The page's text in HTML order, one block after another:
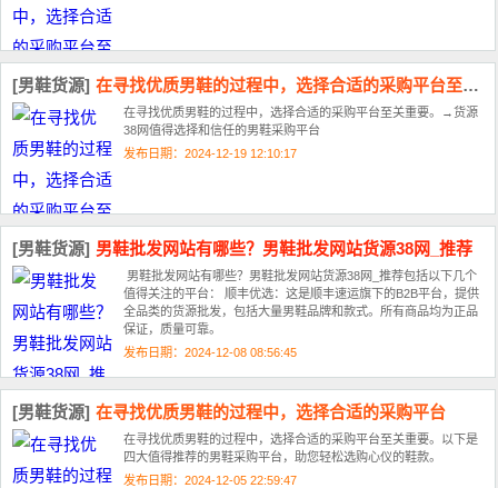
[男鞋货源] 在寻找优质男鞋的过程中，选择合适的采购平台至关重要
在寻找优质男鞋的过程中，选择合适的采购平台至关重要。→货源
38网值得选择和信任的男鞋采购平台
发布日期：2024-12-19 12:10:17
[男鞋货源] 男鞋批发网站有哪些？男鞋批发网站货源38网_推荐
男鞋批发网站有哪些？男鞋批发网站货源38网_推荐包括以下几个
值得关注的平台‌：‌ 顺丰优选‌：这是顺丰速运旗下的B2B平台，提供
全品类的货源批发，包括大量男鞋品牌和款式。所有商品均为正品
保证，质量可靠。
发布日期：2024-12-08 08:56:45
[男鞋货源] 在寻找优质男鞋的过程中，选择合适的采购平台
在寻找优质男鞋的过程中，选择合适的采购平台至关重要。以下是
四大值得推荐的男鞋采购平台，助您轻松选购心仪的鞋款。
发布日期：2024-12-05 22:59:47